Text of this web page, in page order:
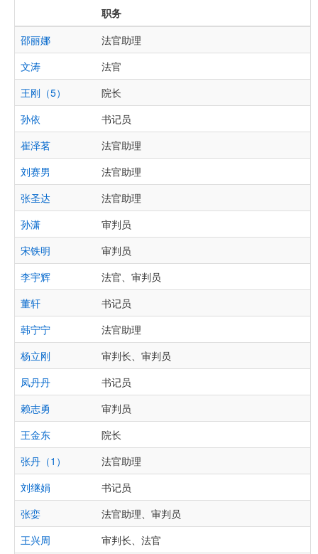
职务
邵丽娜
法官助理
文涛
法官
王刚（5）
院长
孙依
书记员
崔泽茗
法官助理
刘赛男
法官助理
张圣达
法官助理
孙潇
审判员
宋铁明
审判员
李宇辉
法官、审判员
董轩
书记员
韩宁宁
法官助理
杨立刚
审判长、审判员
凤丹丹
书记员
赖志勇
审判员
王金东
院长
张丹（1）
法官助理
刘继娟
书记员
张娈
法官助理、审判员
王兴周
审判长、法官